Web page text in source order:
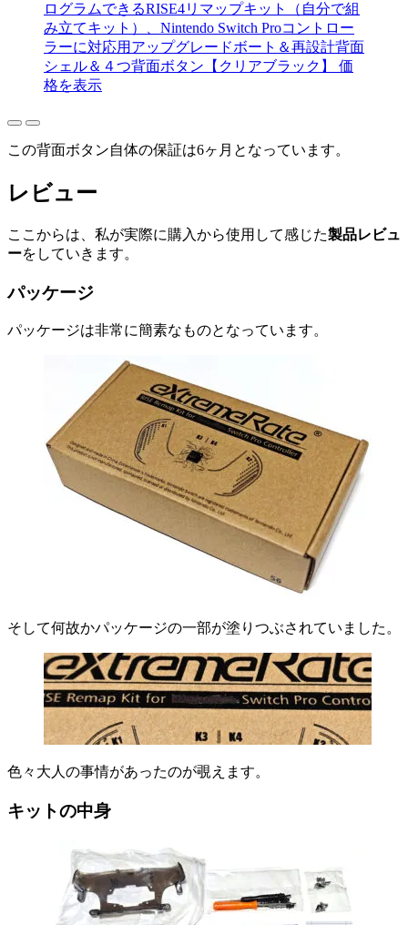
ログラムできるRISE4リマップキット（自分で組
み立てキット）、Nintendo Switch Proコントロー
ラーに対応用アップグレードボート＆再設計背面
シェル＆４つ背面ボタン【クリアブラック】
価
格を表示
この背面ボタン自体の保証は6ヶ月となっています。
レビュー
ここからは、私が実際に購入から使用して感じた製品レビュ
ーをしていきます。
パッケージ
パッケージは非常に簡素なものとなっています。
そして何故かパッケージの一部が塗りつぶされていました。
色々大人の事情があったのが覗えます。
キットの中身